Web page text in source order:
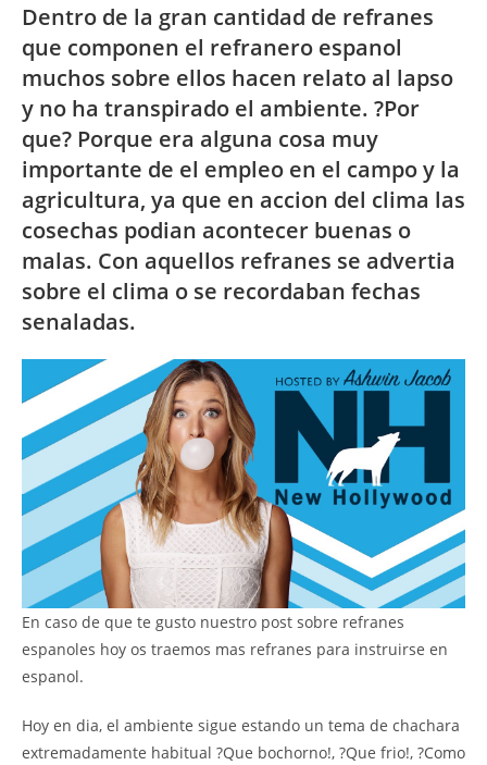
Dentro de la gran cantidad de refranes
que componen el refranero espanol
muchos sobre ellos hacen relato al lapso
y no ha transpirado el ambiente. ?Por
que? Porque era alguna cosa muy
importante de el empleo en el campo y la
agricultura, ya que en accion del clima las
cosechas podian acontecer buenas o
malas. Con aquellos refranes se advertia
sobre el clima o se recordaban fechas
senaladas.
En caso de que te gusto nuestro post sobre refranes
espanoles hoy os traemos mas refranes para instruirse en
espanol.
Hoy en dia, el ambiente sigue estando un tema de chachara
extremadamente habitual ?Que bochorno!, ?Que frio!, ?Como